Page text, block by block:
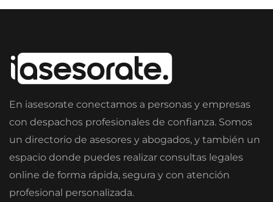
En iasesorate conectamos a personas y empresas
con despachos profesionales de confianza. Somos
un directorio de asesores y abogados, y también un
espacio donde puedes realizar consultas legales
online de forma rápida, segura y con atención
profesional personalizada.